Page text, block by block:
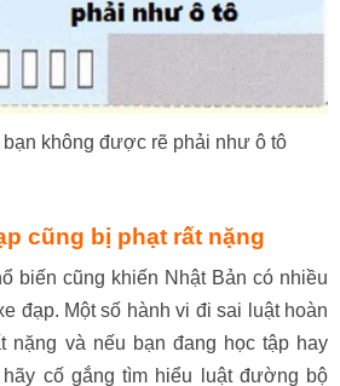
không được rẽ phải như ô tô
cũng bị phạt rất nặng
biến cũng khiến Nhật Bản có nhiều
đạp. Một số hành vi đi sai luật hoàn
nặng và nếu bạn đang học tập hay
cố gắng tìm hiểu luật đường bộ